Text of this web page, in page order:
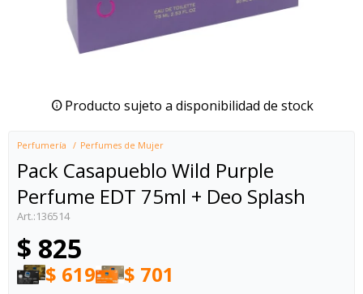
Producto sujeto a disponibilidad de stock
Perfumería Perfumes de Mujer
Pack Casapueblo Wild Purple
Perfume EDT 75ml + Deo Splash
136514
$ 825
$ 619 $ 701